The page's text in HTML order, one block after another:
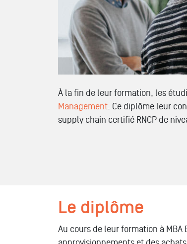
À la fin de leur formation, les
Management. Ce diplôme leur
supply chain certifié RNCP de
Le diplôme
Au cours de leur formation à